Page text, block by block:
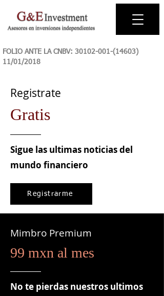
FOLIO ANTE LA CNBV: 30102-001-(14603)
11/01/2018
Registrate
Gratis
Sigue las ultimas noticias del
mundo financiero
Registrarme
Mimbro Premium
99 mxn al mes
No te pierdas nuestros ultimos